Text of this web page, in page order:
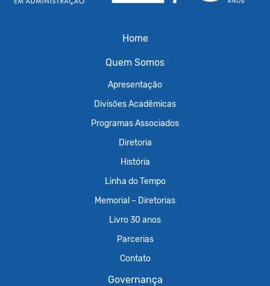
Home
Quem Somos
Apresentação
Divisões Acadêmicas
Programas Associados
Diretoria
História
Linha do Tempo
Memorial – Diretorias
Livro 30 anos
Parcerias
Contato
Governança